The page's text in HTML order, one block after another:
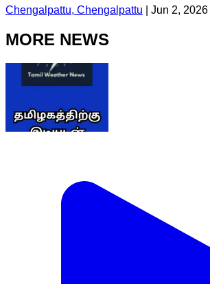
Chengalpattu, Chengalpattu Jun 2, 2026
MORE NEWS